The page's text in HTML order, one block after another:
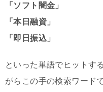
「ソフト闇金」
「本日融資」
「即日振込」
といった単語でヒットす
がらこの手の検索ワード